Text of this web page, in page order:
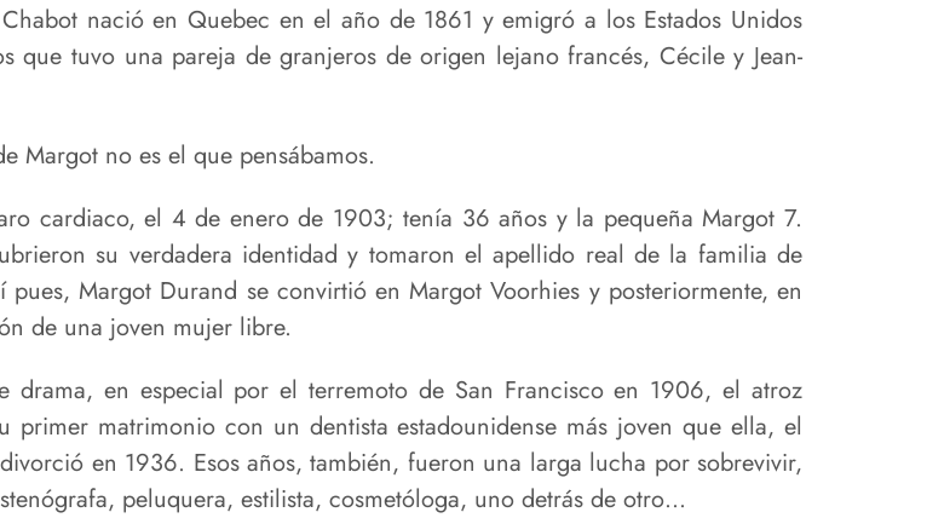
nació en Quebec en el año de 1861 y emigró a los Estados Unidos
que tuvo una pareja de granjeros de origen lejano francés, Cécile y Jean-
Margot no es el que pensábamos.
cardiaco, el 4 de enero de 1903; tenía 36 años y la pequeña Margot 7.
su verdadera identidad y tomaron el apellido real de la familia de
Margot Durand se convirtió en Margot Voorhies y posteriormente, en
de una joven mujer libre.
drama, en especial por el terremoto de San Francisco en 1906, el atroz
primer matrimonio con un dentista estadounidense más joven que ella, el
en 1936. Esos años, también, fueron una larga lucha por sobrevivir,
peluquera, estilista, cosmetóloga, uno detrás de otro…